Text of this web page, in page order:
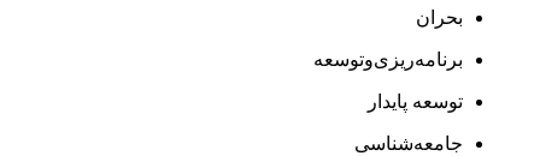
بحران
برنامه‌ریزی‌وتوسعه
توسعه پایدار
جامعه‌شناسی